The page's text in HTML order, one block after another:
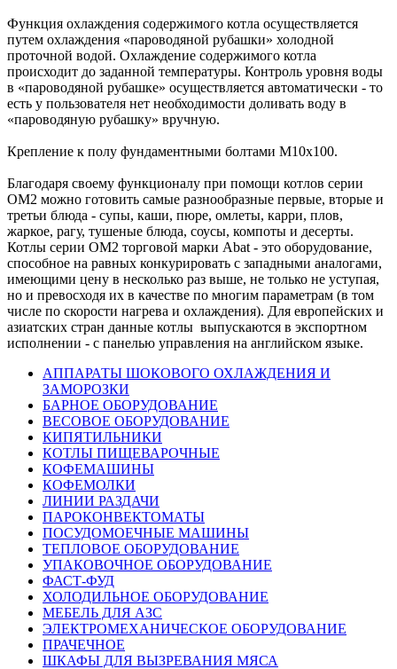
Функция охлаждения содержимого котла осуществляется
путем охлаждения «пароводяной рубашки» холодной
проточной водой. Охлаждение содержимого котла
происходит до заданной температуры. Контроль уровня воды
в «пароводяной рубашке» осуществляется автоматически - то
есть у пользователя нет необходимости доливать воду в
«пароводяную рубашку» вручную.
Крепление к полу фундаментными болтами М10х100.
Благодаря своему функционалу при помощи котлов серии
ОМ2 можно готовить самые разнообразные первые, вторые и
третьи блюда - супы, каши, пюре, омлеты, карри, плов,
жаркое, рагу, тушеные блюда, соусы, компоты и десерты.
Котлы серии ОМ2 торговой марки Abat - это оборудование,
способное на равных конкурировать с западными аналогами,
имеющими цену в несколько раз выше, не только не уступая,
но и превосходя их в качестве по многим параметрам (в том
числе по скорости нагрева и охлаждения). Для европейских и
азиатских стран данные котлы выпускаются в экспортном
исполнении - с панелью управления на английском языке.
АППАРАТЫ ШОКОВОГО ОХЛАЖДЕНИЯ И
ЗАМОРОЗКИ
БАРНОЕ ОБОРУДОВАНИЕ
ВЕСОВОЕ ОБОРУДОВАНИЕ
КИПЯТИЛЬНИКИ
КОТЛЫ ПИЩЕВАРОЧНЫЕ
КОФЕМАШИНЫ
КОФЕМОЛКИ
ЛИНИИ РАЗДАЧИ
ПАРОКОНВЕКТОМАТЫ
ПОСУДОМОЕЧНЫЕ МАШИНЫ
ТЕПЛОВОЕ ОБОРУДОВАНИЕ
УПАКОВОЧНОЕ ОБОРУДОВАНИЕ
ФАСТ-ФУД
ХОЛОДИЛЬНОЕ ОБОРУДОВАНИЕ
МЕБЕЛЬ ДЛЯ АЗС
ЭЛЕКТРОМЕХАНИЧЕСКОЕ ОБОРУДОВАНИЕ
ПРАЧЕЧНОЕ
ШКАФЫ ДЛЯ ВЫЗРЕВАНИЯ МЯСА